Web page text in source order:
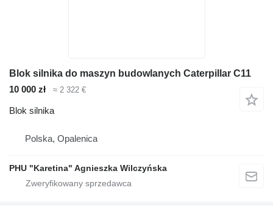
Blok silnika do maszyn budowlanych Caterpillar C11
10 000 zł
≈ 2 322 €
Blok silnika
Polska, Opalenica
PHU "Karetina" Agnieszka Wilczyńska